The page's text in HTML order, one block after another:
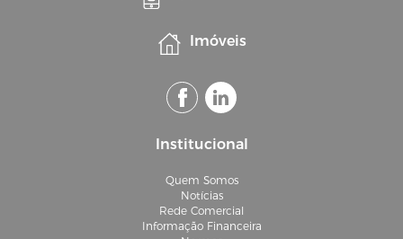
Imóveis
Institucional
Quem Somos
Notícias
Rede Comercial
Informação Financeira